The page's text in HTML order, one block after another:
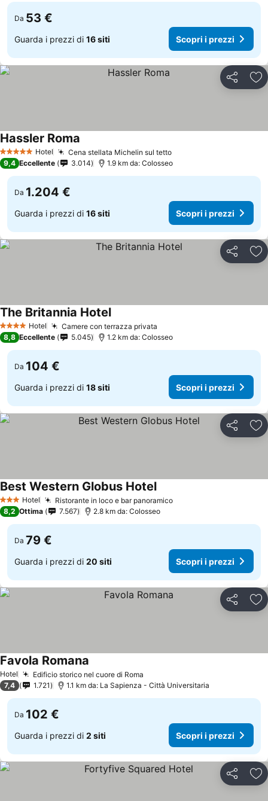
Da 53 €
Guarda i prezzi di 16 siti Scopri i prezzi
Condividi
5 Stelle Hotel Cena stellata Michelin sul tetto
Hassler Roma
9,4 Eccellente 3.014 1.9 km da: Colosseo
Da 1.204 €
Guarda i prezzi di 16 siti Scopri i prezzi
Condividi
4 Stelle Hotel Camere con terrazza privata
The Britannia Hotel
8,8 Eccellente 5.045 1.2 km da: Colosseo
Da 104 €
Guarda i prezzi di 18 siti Scopri i prezzi
Condividi
3 StelleHotel Ristorante in loco e bar panoramico
Best Western Globus Hotel
8,2 Ottima 7.567 2.8 km da: Colosseo
Da 79 €
Guarda i prezzi di 20 siti Scopri i prezzi
Condividi
Hotel Edificio storico nel cuore di Roma
Favola Romana
7,4 1.721 1.1 km da: La Sapienza - Città Universitaria
Da 102 €
Guarda i prezzi di 2 siti Scopri i prezzi
Condividi